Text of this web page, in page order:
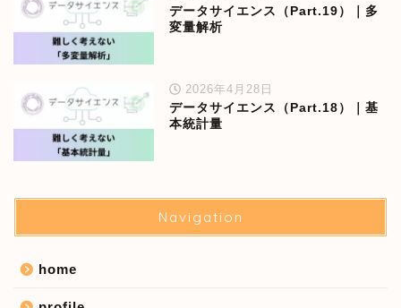
データサイエンス（Part.19）｜多
変量解析
2026年4月28日
データサイエンス（Part.18）｜基
本統計量
Navigation
home